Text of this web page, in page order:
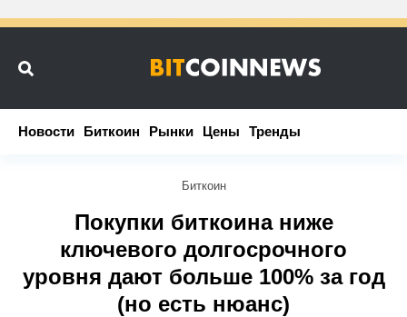
Новости Биткоин Рынки Цены Тренды
Новости Биткоин Рынки Цены Тренды
Биткоин
Покупки биткоина ниже
ключевого долгосрочного
уровня дают больше 100% за год
(но есть нюанс)